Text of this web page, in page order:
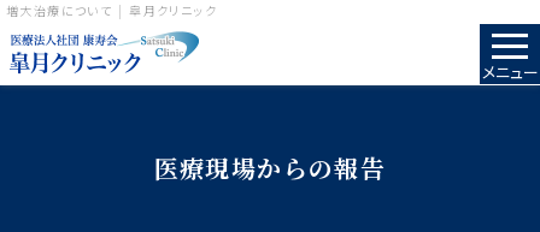
増大治療について | 皐月クリニック
メニュー
医療現場からの報告